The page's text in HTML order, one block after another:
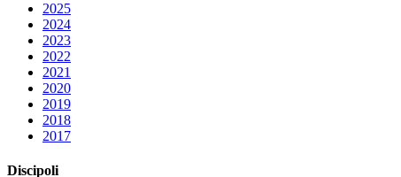
2025
2024
2023
2022
2021
2020
2019
2018
2017
Discipoli